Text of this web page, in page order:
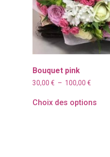
Bouquet pink
30,00€ – 100,00€
30,00 €
Choix des options